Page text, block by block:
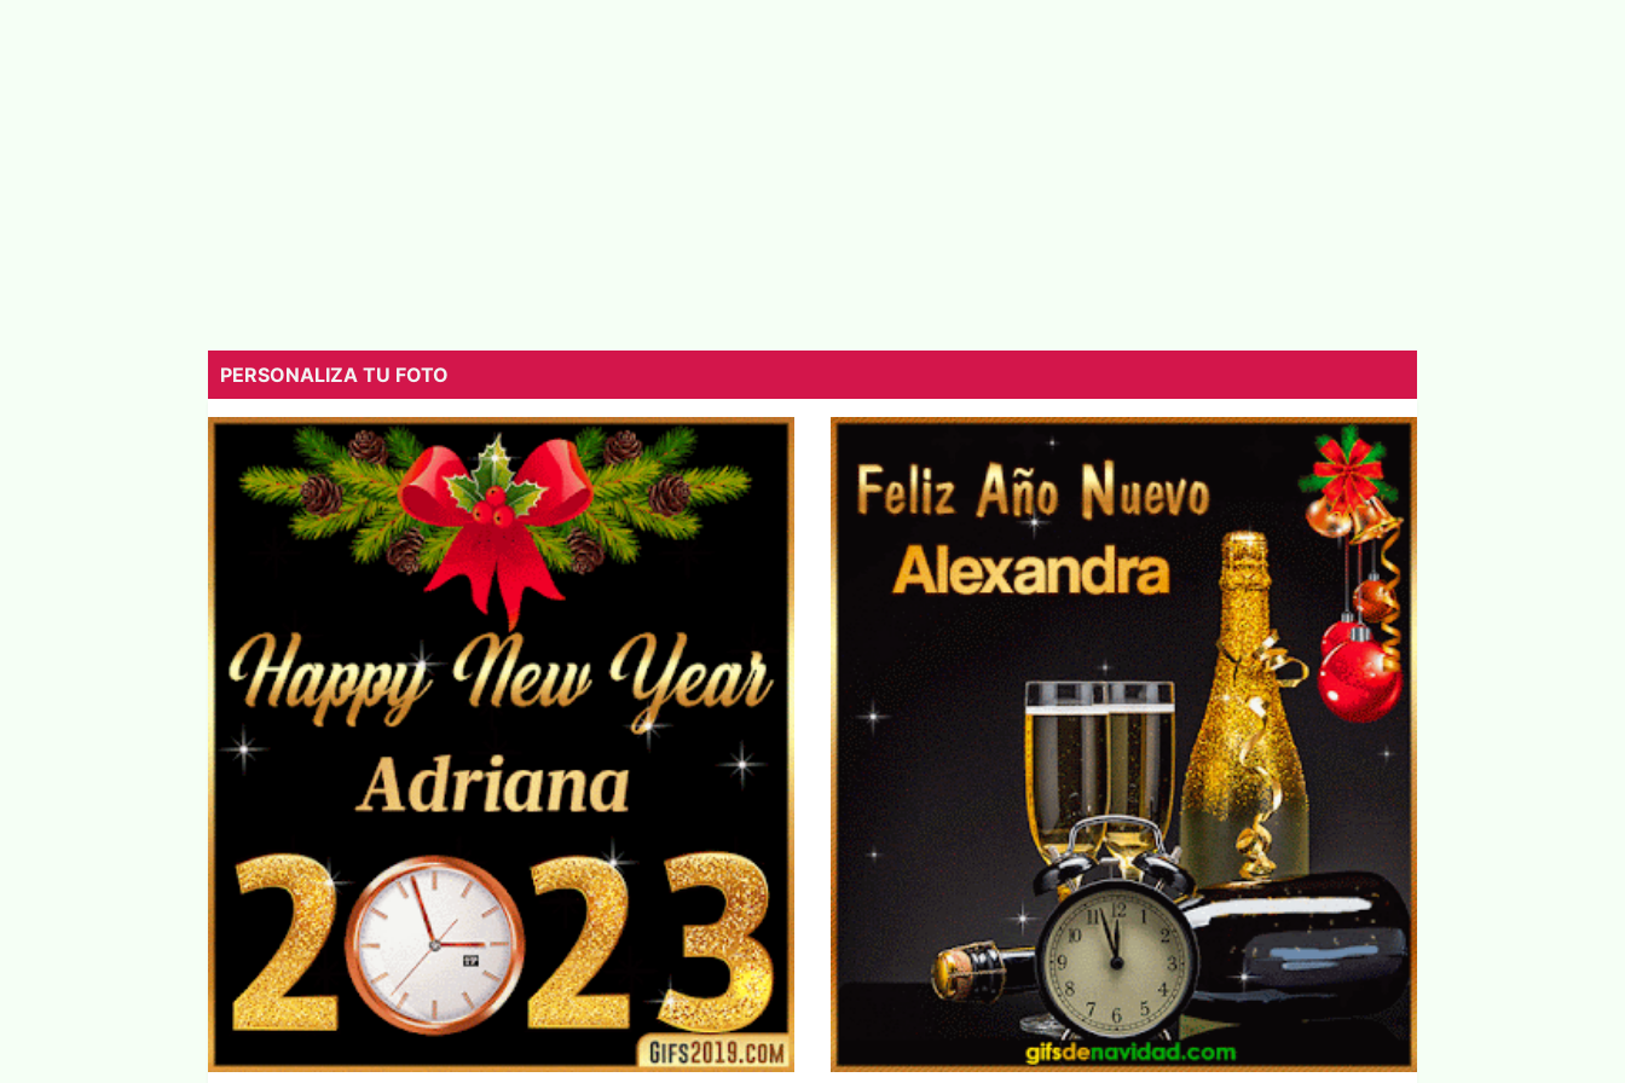
PERSONALIZA TU FOTO